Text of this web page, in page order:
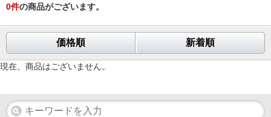
0件の商品がございます。
価格順 新着順
現在、商品はございません。